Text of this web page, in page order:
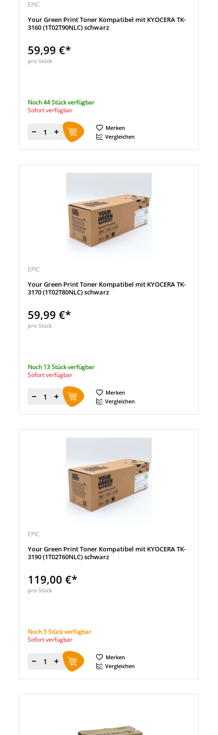
EPIC
Your Green Print Toner Kompatibel mit KYOCERA TK-
3160 (1T02T90NLC) schwarz
59,99 €*
pro Stück
Noch 44 Stück verfügbar
Sofort verfügbar
Menge
Merken
Vergleichen
EPIC
Your Green Print Toner Kompatibel mit KYOCERA TK-
3170 (1T02T80NLC) schwarz
59,99 €*
pro Stück
Noch 13 Stück verfügbar
Sofort verfügbar
Menge
Merken
Vergleichen
EPIC
Your Green Print Toner Kompatibel mit KYOCERA TK-
3190 (1T02T60NLC) schwarz
119,00 €*
pro Stück
Noch 5 Stück verfügbar
Sofort verfügbar
Menge
Merken
Vergleichen